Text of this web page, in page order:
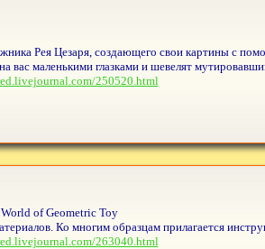
Рея Цезаря, создающего свои картины с
вас маленькими глазками и шевелят
250520.html
of Geometric Toy
Ко многим образцам прилагается
263040.html